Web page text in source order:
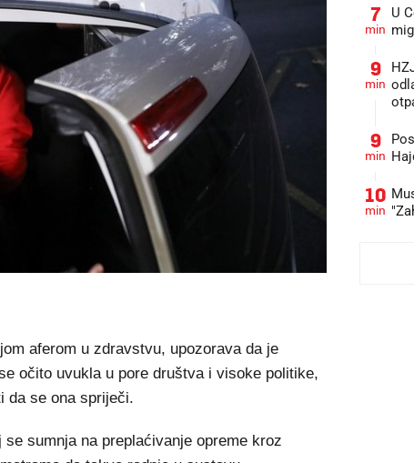
aferom u zdravstvu, upozorava da je
očito uvukla u pore društva i visoke politike,
da se ona spriječi.
sumnja na preplaćivanje opreme kroz
7
min
U
9
min
9
min
10
min